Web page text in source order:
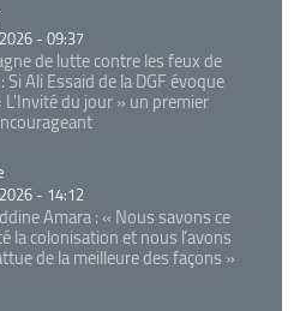
- 09:37
de lutte contre les feux de
Ali Essaid de la DGF évoque
L'Invité du jour » un premier
- 14:12
Amara : « Nous savons ce
la colonisation et nous l’avons
de la meilleure des façons »